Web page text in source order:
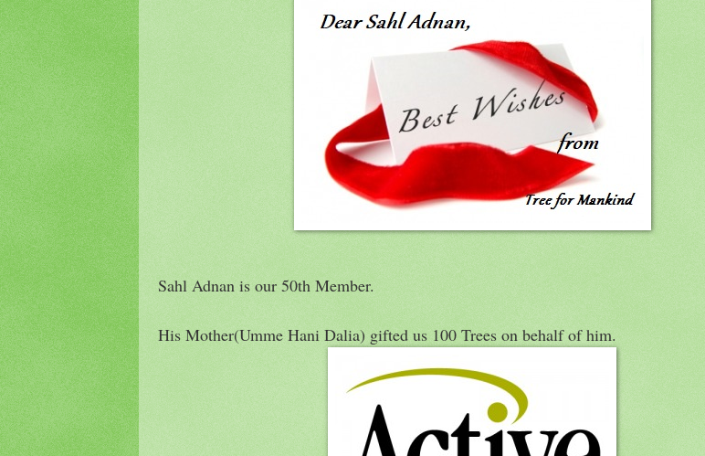
Sahl Adnan is our 50th Member.
His Mother(Umme Hani Dalia) gifted us 100 Trees on behalf of him.